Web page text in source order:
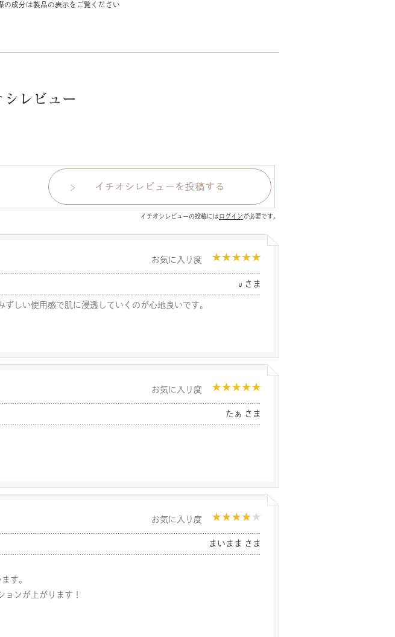
成分は製品の表示をご覧ください
レビュー
イチオシレビューの投稿にはログインが必要です。
お気に入り度
u さま
しい使用感で肌に浸透していくのが心地良いです。
お気に入り度
たぁ さま
お気に入り度
まいまま さま
す。
ンが上がります！